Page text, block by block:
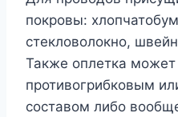
покровы:
стекловолокно,
Также оплетка может
противогрибковым
составом либо